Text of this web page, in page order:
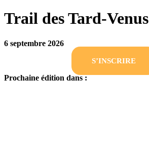
Trail des Tard-Venus
6 septembre 2026
S’INSCRIRE
Prochaine édition dans :